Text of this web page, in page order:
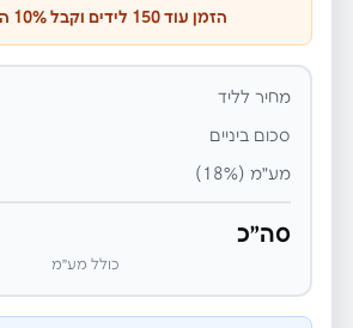
הזמן עוד150 לידים וקבל 10% הנחה! 🚀
מחיר לליד
סכום ביניים
מע״מ (18%)
סה״כ
כולל מע״מ